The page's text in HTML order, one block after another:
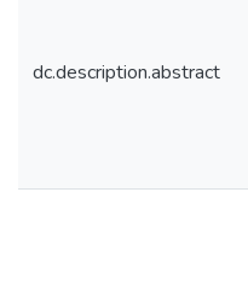
dc.description.abstract